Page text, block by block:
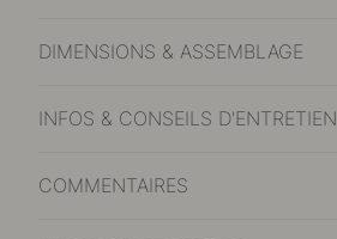
DIMENSIONS & ASSEMBLAGE
INFOS & CONSEILS D'ENTRETIEN
COMMENTAIRES